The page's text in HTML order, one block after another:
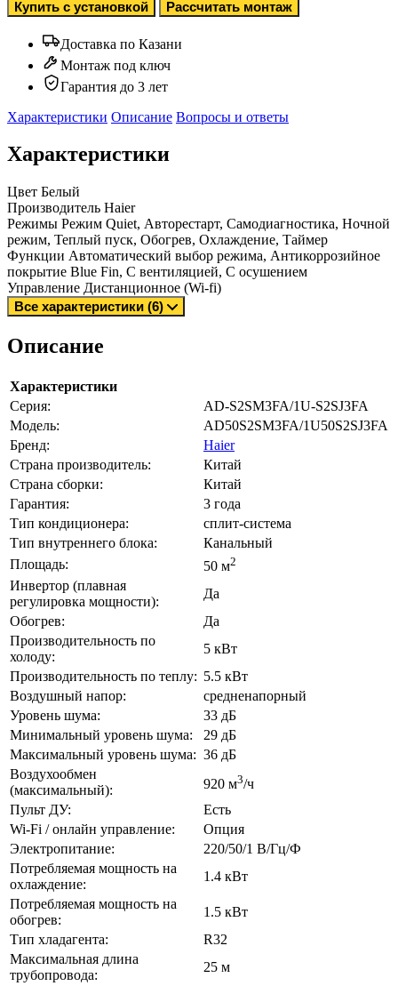
Купить с установкой Рассчитать монтаж
Доставка по Казани
Монтаж под ключ
Гарантия до 3 лет
Характеристики Описание Вопросы и ответы
Характеристики
Цвет Белый
Производитель Haier
Режимы Режим Quiet, Авторестарт, Самодиагностика, Ночной
режим, Теплый пуск, Обогрев, Охлаждение, Таймер
Функции Автоматический выбор режима, Антикоррозийное
покрытие Blue Fin, С вентиляцией, С осушением
Управление Дистанционное (Wi-fi)
Все характеристики (6)
Описание
Характеристики
Серия:
AD-S2SM3FA/1U-S2SJ3FA
Модель:
AD50S2SM3FA/1U50S2SJ3FA
Бренд:
Haier
Страна производитель:
Китай
Страна сборки:
Китай
Гарантия:
3 года
Тип кондиционера:
сплит-система
Тип внутреннего блока:
Канальный
Площадь:
50 м2
Инвертор (плавная
регулировка мощности):
Да
Обогрев:
Да
Производительность по
холоду:
5 кВт
Производительность по теплу: 5.5 кВт
Воздушный напор:
средненапорный
Уровень шума:
33 дБ
Минимальный уровень шума:
29 дБ
Максимальный уровень шума: 36 дБ
Воздухообмен
(максимальный):
920 м3/ч
Пульт ДУ:
Есть
Wi-Fi / онлайн управление:
Опция
Электропитание:
220/50/1 В/Гц/Ф
Потребляемая мощность на
охлаждение:
1.4 кВт
Потребляемая мощность на
обогрев:
1.5 кВт
Тип хладагента:
R32
Максимальная длина
трубопровода:
25 м